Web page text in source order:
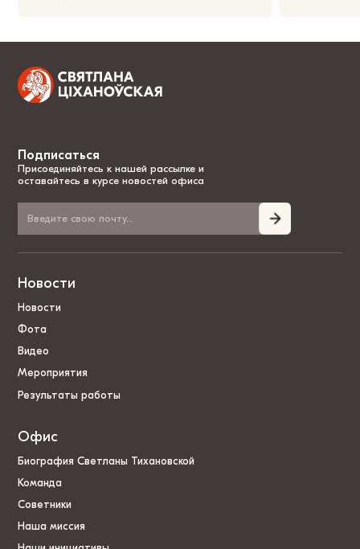
Подписаться
Присоединяйтесь к нашей рассылке и
оставайтесь в курсе новостей офиса
Новости
Новости
Фота
Видео
Мероприятия
Результаты работы
Офис
Биография Светланы Тихановской
Команда
Советники
Наша миссия